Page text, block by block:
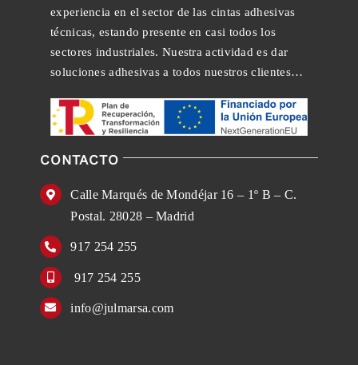
experiencia en el sector de las cintas adhesivas
técnicas, estando presente en casi todos los
sectores industriales. Nuestra actividad es dar
soluciones adhesivas a todos nuestros clientes…
CONTACTO
Calle Marqués de Mondéjar 16 – 1º B – C.
Postal. 28028 – Madrid
917 254 255
917 254 255
info@julmarsa.com